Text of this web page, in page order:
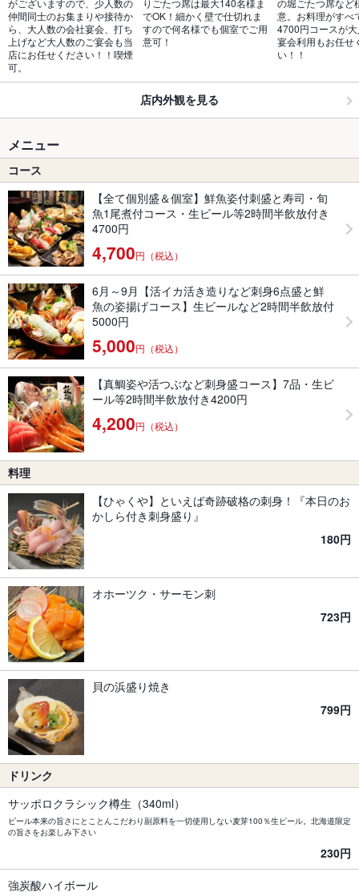
仲間同士のお集まりや接待か
ら、大人数の会社宴会、打ち
上げなど大人数のご宴会も当
店にお任せください！！喫煙
可。
でOK！細かく壁で仕切れま
すので何名様でも個室でご用
意可！
意。お料理がすべ
4700円コースが
宴会利用もお任せ
い！！
店内外観を見る
メニュー
コース
【全て個別盛＆個室】鮮魚姿付刺盛と寿司・旬
魚1尾煮付コース・生ビール等2時間半飲放付き
4700円
4,700円（税込）
6月～9月【活イカ活き造りなど刺身6点盛と鮮
魚の姿揚げコース】生ビールなど2時間半飲放付
5000円
5,000円（税込）
【真鯛姿や活つぶなど刺身盛コース】7品・生ビ
ール等2時間半飲放付き4200円
4,200円（税込）
料理
【ひゃくや】といえば奇跡破格の刺身！『本日のお
かしら付き刺身盛り』
180円
オホーツク・サーモン刺
723円
貝の浜盛り焼き
799円
ドリンク
サッポロクラシック樽生（340ml）
ビール本来の旨さにとことんこだわり副原料を一切使用しない麦芽100％生ビール。北海道限定
の旨さをお楽しみ下さい
230円
強炭酸ハイボール